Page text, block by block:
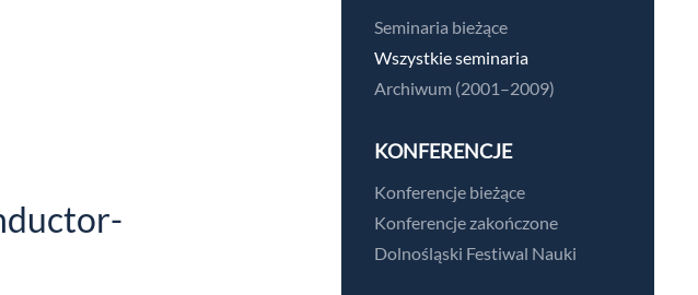
Seminaria bieżące
Wszystkie seminaria
Archiwum (2001–2009)
KONFERENCJE
Konferencje bieżące
Konferencje zakończone
Dolnośląski Festiwal Nauki